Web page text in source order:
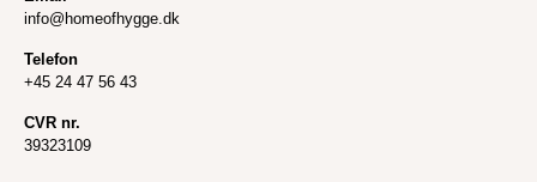
info@homeofhygge.dk
Telefon
+45 24 47 56 43
CVR nr.
39323109